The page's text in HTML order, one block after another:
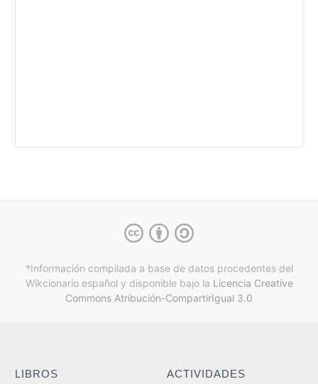
*Información compilada a base de datos procedentes del
Wikcionario español y disponible bajo la Licencia Creative
Commons Atribución-CompartirIgual 3.0
LIBROS ACTIVIDADES